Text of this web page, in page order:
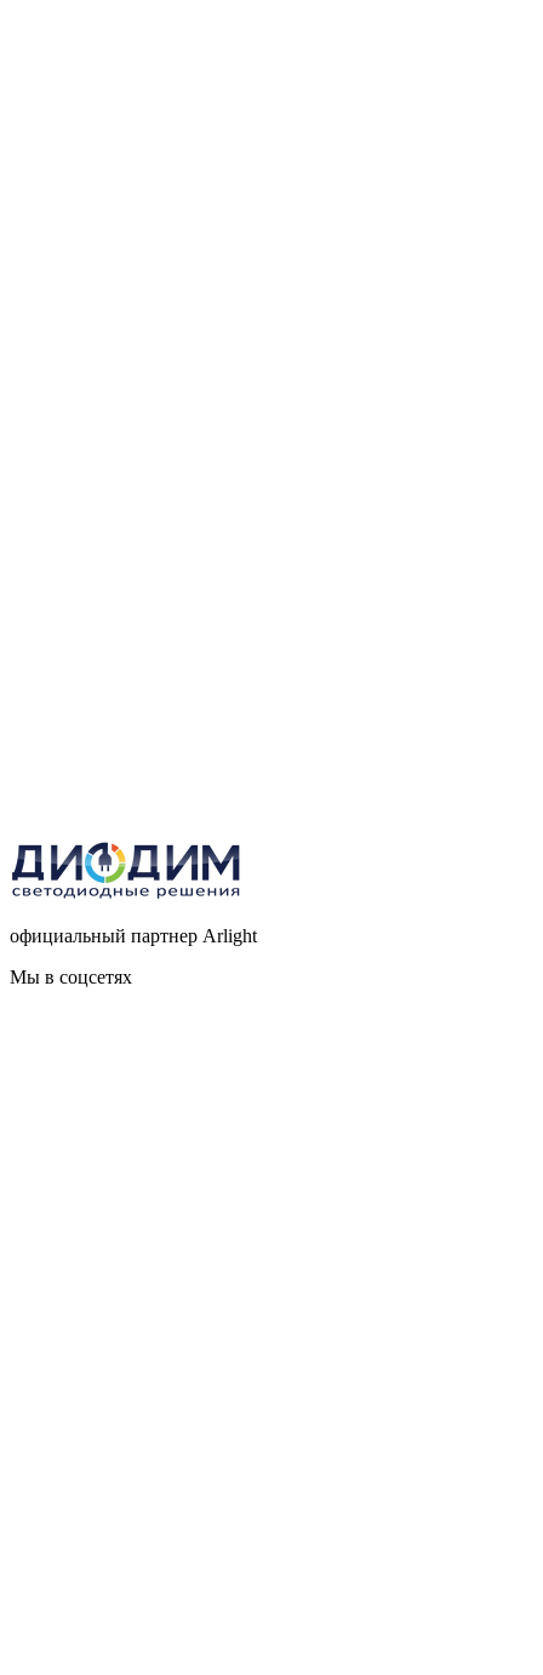
официальный партнер Arlight
Мы в соцсетях